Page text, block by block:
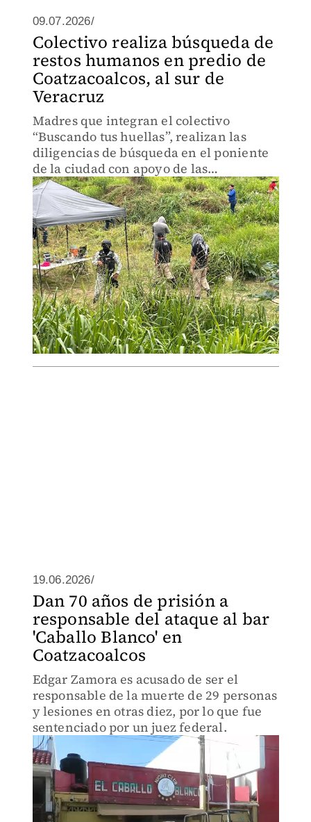
09.07.2026/
Colectivo realiza búsqueda de
restos humanos en predio de
Coatzacoalcos, al sur de
Veracruz
Madres que integran el colectivo
“Buscando tus huellas”, realizan las
diligencias de búsqueda en el poniente
de la ciudad con apoyo de las
autoridades.
19.06.2026/
Dan 70 años de prisión a
responsable del ataque al bar
'Caballo Blanco' en
Coatzacoalcos
Edgar Zamora es acusado de ser el
responsable de la muerte de 29 personas
y lesiones en otras diez, por lo que fue
sentenciado por un juez federal.